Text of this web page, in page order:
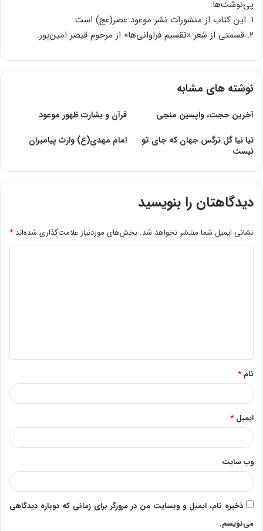
پی‌نوشت‌ها:
۱. این کتاب از منشورات نشر موعود عصر(عج) است.
۲. قسمتی از شعر «تقسیم فراوانی‌ها» از مرحوم قیصر امین‌پور.
نوشته های مشابه
آخرین حجت، واپسین منجی
قرآن و بشارت ظهور موعود
نیا نیا گل نرگس جهان که جای تو
نیست
امام مهدی(ع) وارث پیامبران
دیدگاهتان را بنویسید
نشانی ایمیل شما منتشر نخواهد شد. بخش‌های موردنیاز علامت‌گذاری شده‌اند *
*
نام *
ایمیل *
وب‌ سایت
ذخیره نام، ایمیل و وبسایت من در مرورگر برای زمانی که دوباره دیدگاهی
می‌نویسم.